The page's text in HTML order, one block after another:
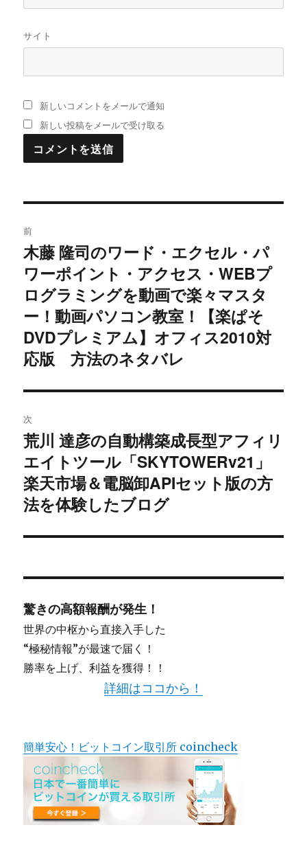
サイト
新しいコメントをメールで通知
新しい投稿をメールで受け取る
稿
ナ
ビ
ゲ
ー
シ
ョ
ン
前
過
去
の
稿:
木藤 隆司のワード・エクセル・パ
ワーポイント・アクセス・WEBプ
ログラミングを動画で楽々マスタ
ー！動画パソコン教室！【楽ぱそ
DVDプレミアム】オフィス2010対
応版 方法のネタバレ
次
次
の
投
稿:
荒川 達彦の自動構築成長型アフィリ
エイトツール「SKYTOWERv21」
楽天市場＆電脳卸APIセット版の方
法を体験したブログ
驚きの高額報酬が発生！
世界の中枢から直接入手した
“極秘情報”が最速で届く！
勝率を上げ、利益を獲得！！
詳細はココから！
簡単安心！ビットコイン取引所 coincheck